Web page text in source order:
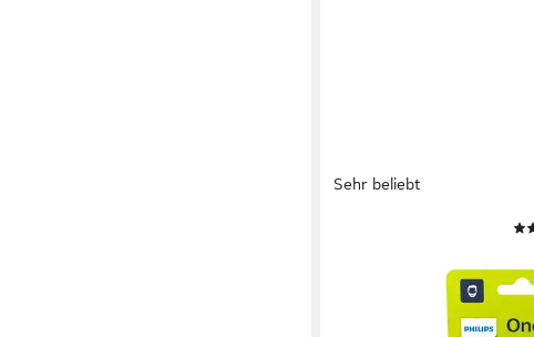
Sehr beliebt
in 1-2 Werktagen bei dir